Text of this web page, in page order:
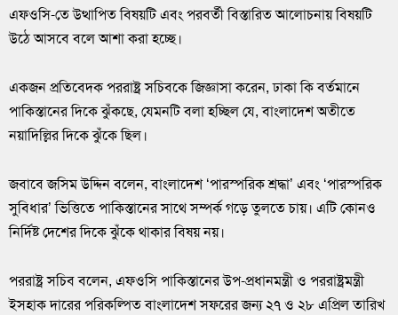
এফওসি-তে উত্থাপিত বিষয়টি এবং পরবর্তী বিস্তারিত আলোচনায় বিষয়টি
উঠে আসবে বলে আশা করা হচ্ছে।
একজন প্রতিবেদক পররাষ্ট্র সচিবকে জিজ্ঞাসা করেন, ঢাকা কি বর্তমানে
পাকিস্তানের দিকে ঝুঁকছে, যেমনটি বলা হচ্ছিল যে, বাংলাদেশ অতীতে
নয়াদিল্লির দিকে ঝুঁকে ছিল।
জবাবে জসিম উদ্দিন বলেন, বাংলাদেশ ‘পারস্পরিক শ্রদ্ধা’ এবং ‘পারস্পরিক
সুবিধার’ ভিত্তিতে পাকিস্তানের সাথে সম্পর্ক গড়ে তুলতে চায়। এটি কোনও
নির্দিষ্ট দেশের দিকে ঝুঁকে থাকার বিষয় নয়।
পররাষ্ট্র সচিব বলেন, এফওসি পাকিস্তানের উপ-প্রধানমন্ত্রী ও পররাষ্ট্রমন্ত্রী
ইসহাক দারের পরিকল্পিত বাংলাদেশ সফরের জন্য ২৭ ও ২৮ এপ্রিল তারিখ